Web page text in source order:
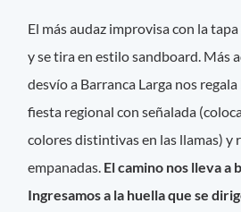
El más audaz improvisa con la
y se tira en estilo sandboard. Más
desvío a Barranca Larga nos
fiesta regional con señalada
colores distintivas en las llamas) y
empanadas. El camino nos lleva a
Ingresamos a la huella que se